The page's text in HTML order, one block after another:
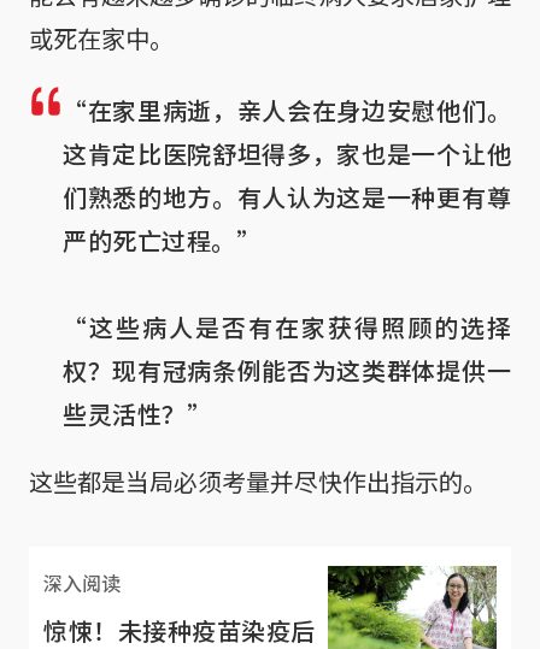
或死在家中。
“在家里病逝，亲人会在身边安慰他们。
这肯定比医院舒坦得多，家也是一个让他
们熟悉的地方。有人认为这是一种更有尊
严的死亡过程。”
“这些病人是否有在家获得照顾的选择
权？现有冠病条例能否为这类群体提供一
些灵活性？”
这些都是当局必须考量并尽快作出指示的。
深入阅读
惊悚！未接种疫苗染疫后